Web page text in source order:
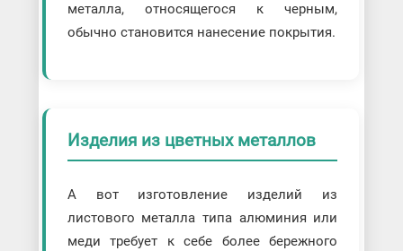
металла, относящегося к черным,
обычно становится нанесение покрытия.
Изделия из цветных металлов
А вот изготовление изделий из
листового металла типа алюминия или
меди требует к себе более бережного